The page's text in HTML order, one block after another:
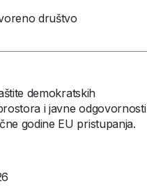
društvo
demokratskih
i javne odgovornosti
godine EU pristupanja.